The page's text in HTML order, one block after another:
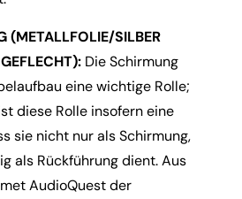
(METALLFOLIE/SILBER
Die Schirmung
eine wichtige Rolle;
diese Rolle insofern eine
sie nicht nur als Schirmung,
als Rückführung dient. Aus
AudioQuest der